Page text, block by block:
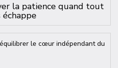
la patience quand tout
échappe